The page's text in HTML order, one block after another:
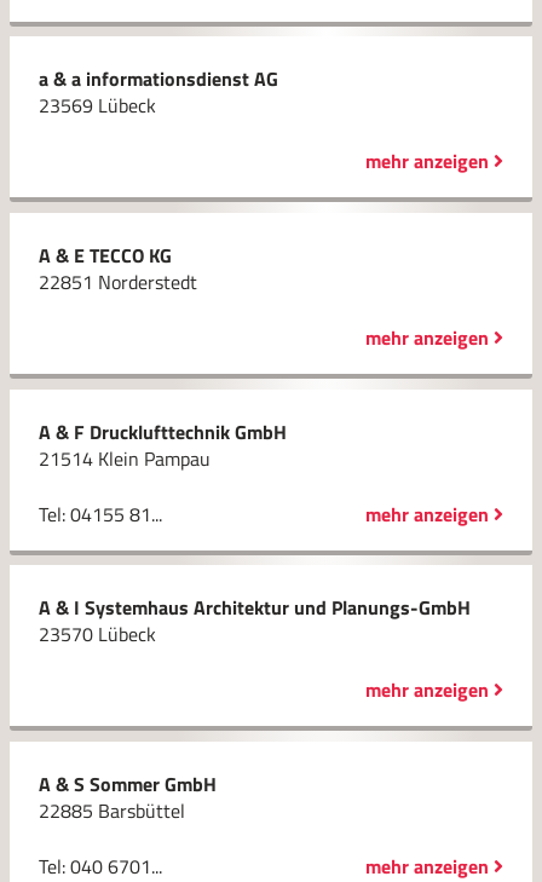
a & a informationsdienst AG
23569 Lübeck
mehr anzeigen
A & E TECCO KG
22851 Norderstedt
mehr anzeigen
A & F Drucklufttechnik GmbH
21514 Klein Pampau
Tel: 04155 81...
mehr anzeigen
A & I Systemhaus Architektur und Planungs-GmbH
23570 Lübeck
mehr anzeigen
A & S Sommer GmbH
22885 Barsbüttel
Tel: 040 6701...
mehr anzeigen